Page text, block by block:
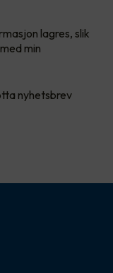
lagres, slik
min
nyhetsbrev